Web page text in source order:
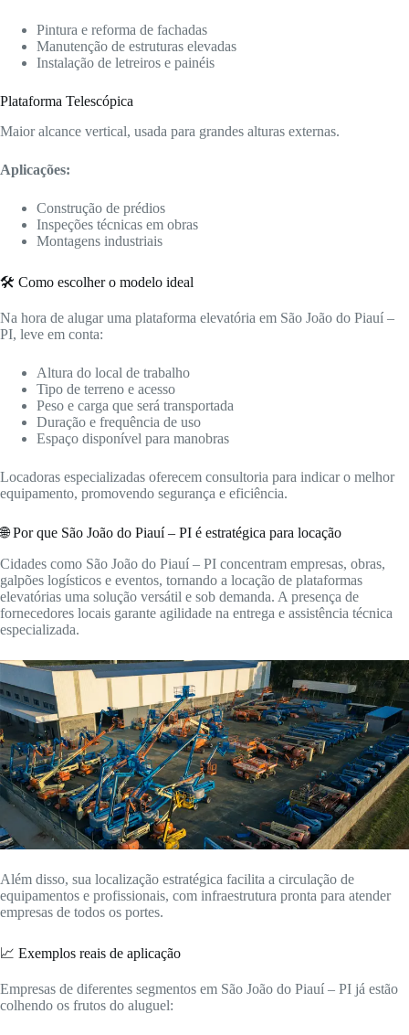
Pintura e reforma de fachadas
Manutenção de estruturas elevadas
Instalação de letreiros e painéis
Plataforma Telescópica
Maior alcance vertical, usada para grandes alturas externas.
Aplicações:
Construção de prédios
Inspeções técnicas em obras
Montagens industriais
🛠️ Como escolher o modelo ideal
Na hora de alugar uma plataforma elevatória em São João do Piauí –
PI, leve em conta:
Altura do local de trabalho
Tipo de terreno e acesso
Peso e carga que será transportada
Duração e frequência de uso
Espaço disponível para manobras
Locadoras especializadas oferecem consultoria para indicar o melhor
equipamento, promovendo segurança e eficiência.
🌐 Por que São João do Piauí – PI é estratégica para locação
Cidades como São João do Piauí – PI concentram empresas, obras,
galpões logísticos e eventos, tornando a locação de plataformas
elevatórias uma solução versátil e sob demanda. A presença de
fornecedores locais garante agilidade na entrega e assistência técnica
especializada.
Além disso, sua localização estratégica facilita a circulação de
equipamentos e profissionais, com infraestrutura pronta para atender
empresas de todos os portes.
📈 Exemplos reais de aplicação
Empresas de diferentes segmentos em São João do Piauí – PI já estão
colhendo os frutos do aluguel: